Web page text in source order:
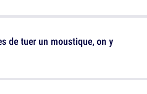
de tuer un moustique, on y